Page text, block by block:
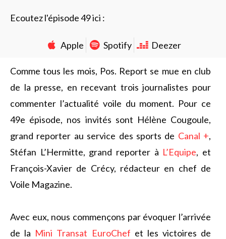
Ecoutez l'épisode 49 ici :
Apple Spotify Deezer
Comme tous les mois, Pos. Report se mue en club
de la presse, en recevant trois journalistes pour
commenter l’actualité voile du moment. Pour ce
49e épisode, nos invités sont Hélène Cougoule,
grand reporter au service des sports de Canal +,
Stéfan L’Hermitte, grand reporter à L’Equipe, et
François-Xavier de Crécy, rédacteur en chef de
Voile Magazine.
Avec eux, nous commençons par évoquer l’arrivée
de la Mini Transat EuroChef et les victoires de